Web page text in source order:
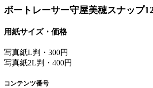
ボートレーサー守屋美穂スナップ
用紙サイズ・価格
写真紙L判・300円
写真紙2L判・400円
コンテンツ番号